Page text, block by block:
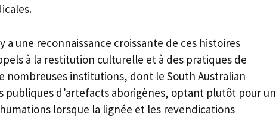
a une reconnaissance croissante de ces histoires
à la restitution culturelle et à des pratiques de
nombreuses institutions, dont le South Australian
publiques d’artefacts aborigènes, optant plutôt pour un
lorsque la lignée et les revendications